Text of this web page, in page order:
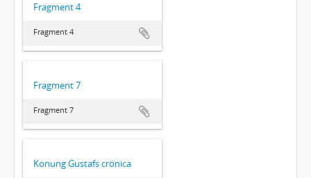
Fragment 4
Fragment 4
Fragment 7
Fragment 7
Konung Gustafs crönica